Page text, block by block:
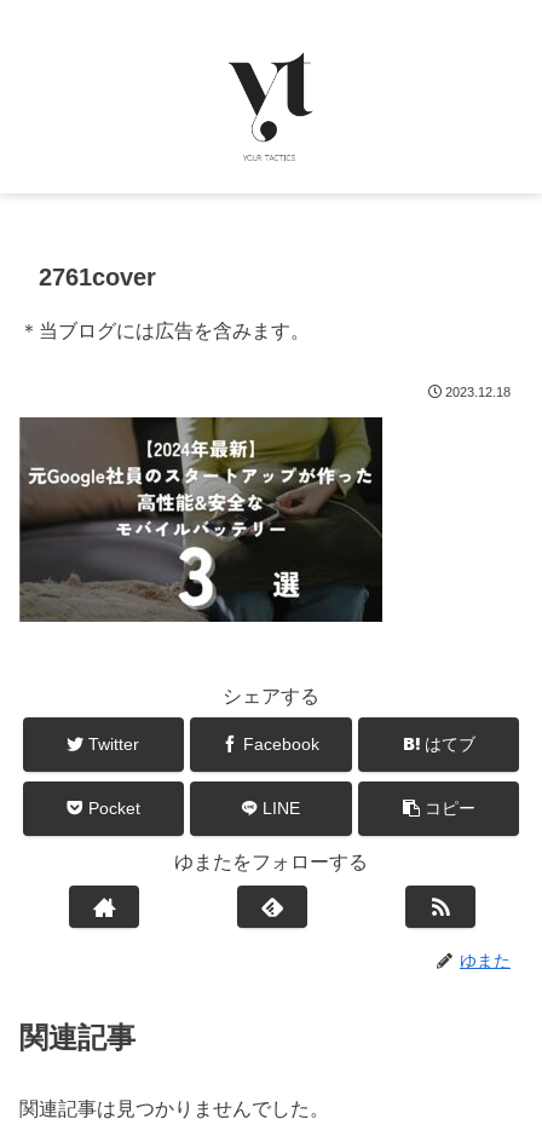
2761cover
＊当ブログには広告を含みます。
2023.12.18
シェアする
Twitter Facebook はてブ
Pocket LINE コピー
ゆまたをフォローする
ゆまた
関連記事
関連記事は見つかりませんでした。